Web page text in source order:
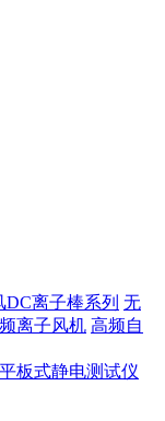
DC离子棒系列 无
离子风机 高频自
平板式静电测试仪